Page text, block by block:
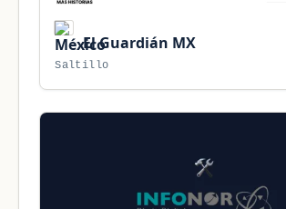
El Guardián MX
Saltillo